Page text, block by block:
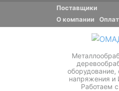
Поставщики
О компании
оборудование,
напряжения
Работаем